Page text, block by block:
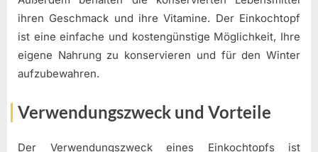
ihren Geschmack und ihre Vitamine. Der Einkochtopf
ist eine einfache und kostengünstige Möglichkeit, Ihre
eigene Nahrung zu konservieren und für den Winter
aufzubewahren.
Verwendungszweck und Vorteile
Der Verwendungszweck eines Einkochtopfs ist